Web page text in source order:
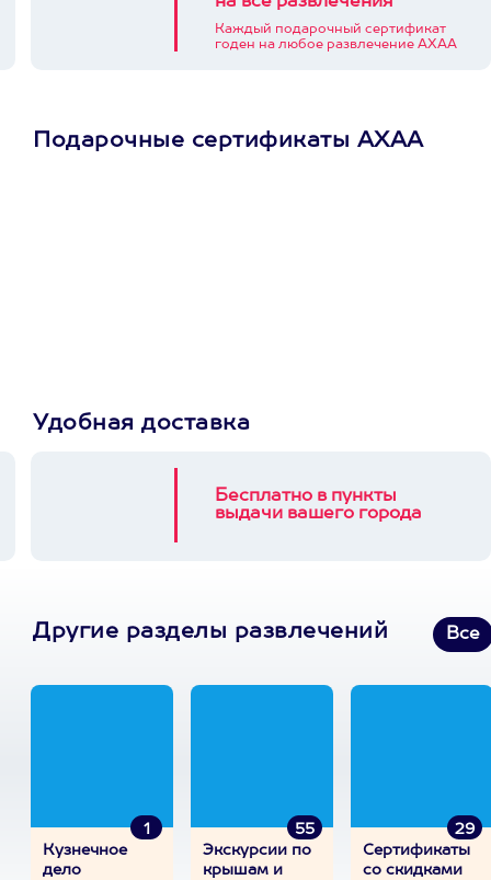
Каждый подарочный сертификат
годен на любое развлечение АХАА
Подарочные сертификаты АХАА
Удобная доставка
Бесплатно в пункты
выдачи вашего города
Другие разделы развлечений Все
1
Кузнечное
дело
55
Экскурсии по
крышам и
29
Сертификаты
со скидками